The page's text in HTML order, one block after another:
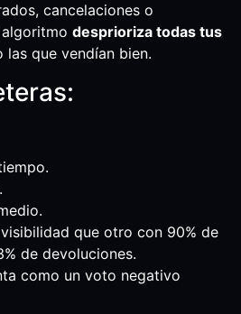
cancelaciones o
desprioriza todas tus
las que vendían bien.
que otro con 90% de
de devoluciones.
como un voto negativo